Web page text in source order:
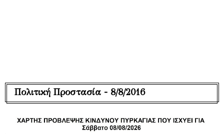
Πολιτική Προστασία - 8/8/2016